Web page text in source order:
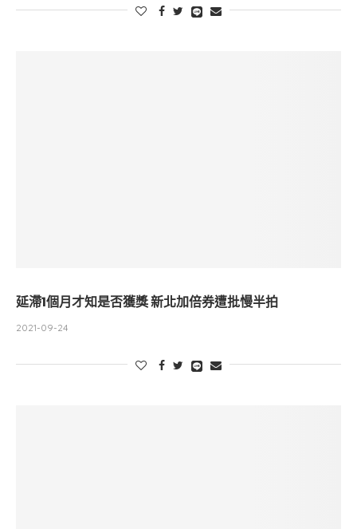
延滯1個月才知是否獲獎 新北加倍券遭批慢半拍
2021-09-24